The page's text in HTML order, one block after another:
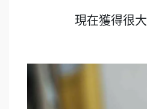
現在獲得很